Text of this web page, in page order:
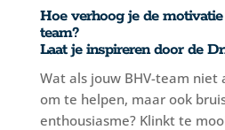
Hoe verhoog je de
team?
Laat je inspireren door de
Wat als jouw BHV-team
om te helpen, maar ook
enthousiasme? Klinkt te